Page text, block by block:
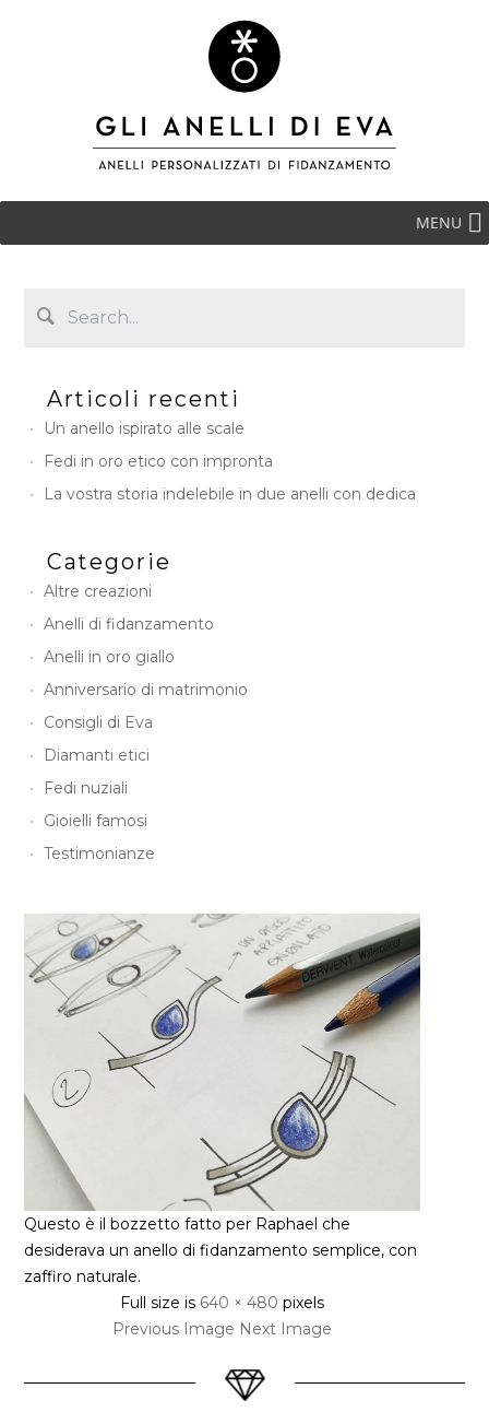
MENU
Articoli recenti
Un anello ispirato alle scale
Fedi in oro etico con impronta
La vostra storia indelebile in due anelli con dedica
Categorie
Altre creazioni
Anelli di fidanzamento
Anelli in oro giallo
Anniversario di matrimonio
Consigli di Eva
Diamanti etici
Fedi nuziali
Gioielli famosi
Testimonianze
Questo è il bozzetto fatto per Raphael che
desiderava un anello di fidanzamento semplice, con
zaffiro naturale.
Full size is 640 × 480 pixels
Previous Image Next Image